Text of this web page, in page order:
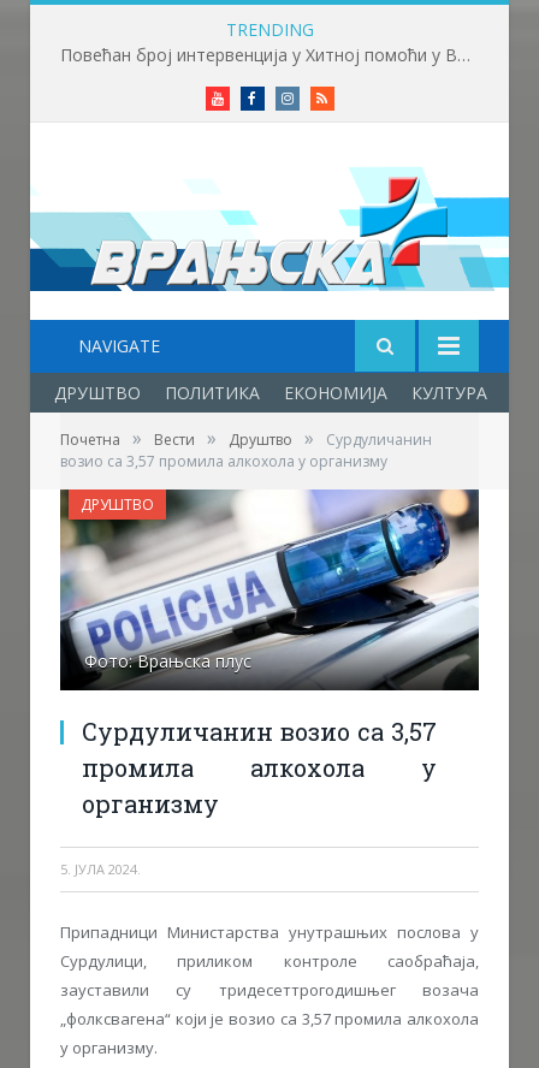
TRENDING
Повећан број интервенција у Хитној помоћи у Врању због високих температура
YoutubeFacebookInstagram
RSS
NAVIGATE
ДРУШТВО ПОЛИТИКА ЕКОНОМИЈА КУЛТУРА
Почетна » Вести » Друштво »
Сурдуличанин
возио са 3,57 промила алкохола у организму
Фото: Врањска плус
Сурдуличанин возио са 3,57
промила алкохола у
организму
5. ЈУЛА 2024.
ДРУШТВО
Припадници Министарства унутрашњих послова у
Сурдулици, приликом контроле саобраћаја,
зауставили су тридесеттрогодишњег возача
„фолксвагена“ који је возио са 3,57 промила алкохола
у организму.